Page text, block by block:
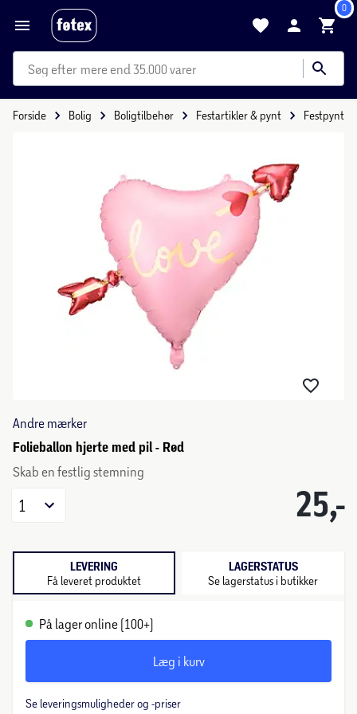
0
mere end 35.000 varer
Forside Bolig Boligtilbehør Festartikler & pynt Festpynt
Andre mærker
Folieballon hjerte med pil - Rød
Skab en festlig stemning
25,-
1
LEVERING
Få leveret produktet
LAGERSTATUS
Se lagerstatus i butikker
På lager online (100+)
Læg i kurv
Se leveringsmuligheder og -priser